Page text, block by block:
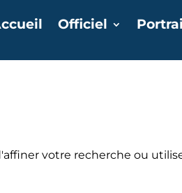
Officiel
votre recherche ou